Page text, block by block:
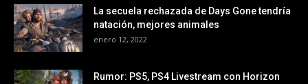
La secuela rechazada de Days Gone tendría
natación, mejores animales
enero 12, 2022
Rumor: PS5, PS4 Livestream con Horizon